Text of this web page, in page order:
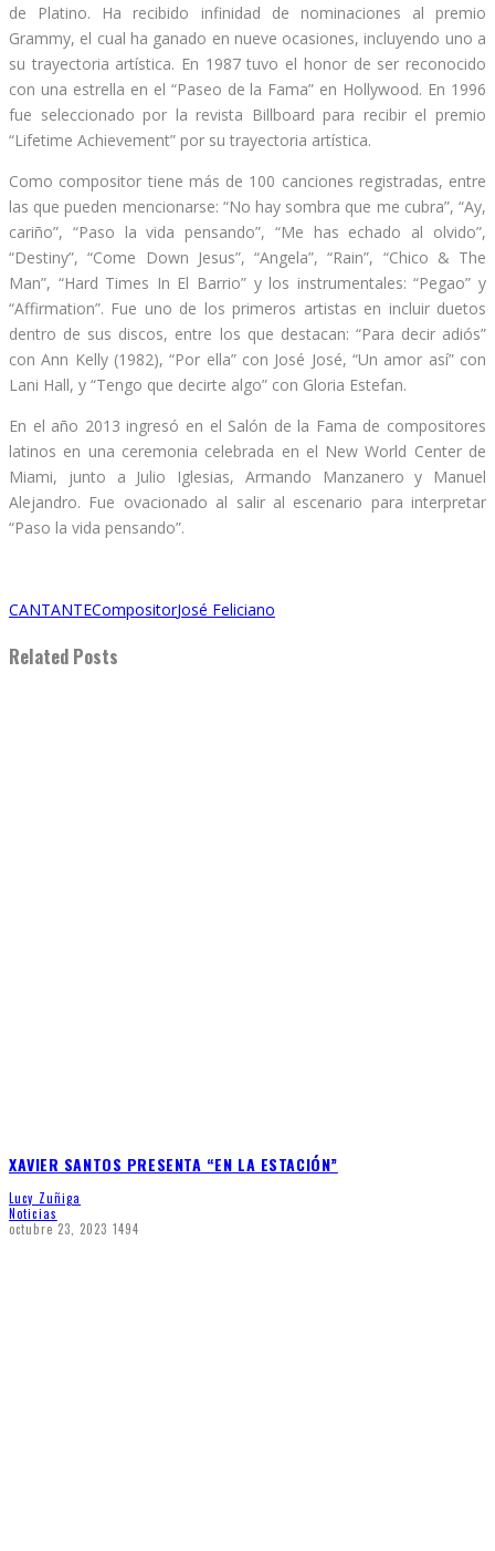
de Platino. Ha recibido infinidad de nominaciones al premio
Grammy, el cual ha ganado en nueve ocasiones, incluyendo uno a
su trayectoria artística. En 1987 tuvo el honor de ser reconocido
con una estrella en el “Paseo de la Fama” en Hollywood. En 1996
fue seleccionado por la revista Billboard para recibir el premio
“Lifetime Achievement” por su trayectoria artística.
Como compositor tiene más de 100 canciones registradas, entre
las que pueden mencionarse: “No hay sombra que me cubra”, “Ay,
cariño”, “Paso la vida pensando”, “Me has echado al olvido”,
“Destiny”, “Come Down Jesus”, “Angela”, “Rain”, “Chico & The
Man”, “Hard Times In El Barrio” y los instrumentales: “Pegao” y
“Affirmation”. Fue uno de los primeros artistas en incluir duetos
dentro de sus discos, entre los que destacan: “Para decir adiós”
con Ann Kelly (1982), “Por ella” con José José, “Un amor así” con
Lani Hall, y “Tengo que decirte algo” con Gloria Estefan.
En el año 2013 ingresó en el Salón de la Fama de compositores
latinos en una ceremonia celebrada en el New World Center de
Miami, junto a Julio Iglesias, Armando Manzanero y Manuel
Alejandro. Fue ovacionado al salir al escenario para interpretar
“Paso la vida pensando”.
CANTANTECompositorJosé Feliciano
Related Posts
XAVIER SANTOS PRESENTA “EN LA ESTACIÓN”
Lucy Zuñiga
Noticias
octubre 23, 2023 1494